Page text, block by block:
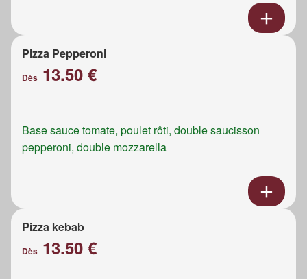
Pizza Pepperoni
Dès 13.50 €
Base sauce tomate, poulet rôti, double saucisson
pepperoni, double mozzarella
Pizza kebab
Dès 13.50 €